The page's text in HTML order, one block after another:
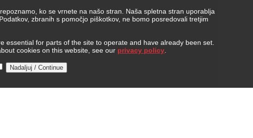
ko se vrnete na našo stran. Naša spletna stran uporablja
zbranih s pomočjo piškotkov, ne bomo posredovali tretjim
for parts of the site to operate and have already been set.
cookies on this website, see our privacy policy